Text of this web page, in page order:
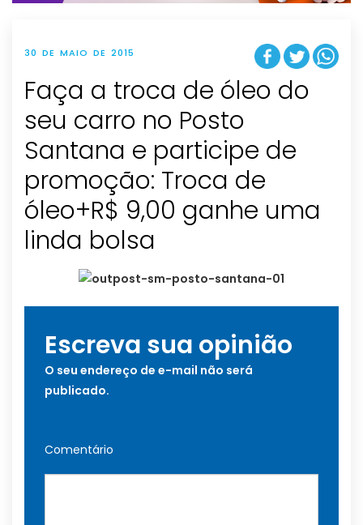
30 DE MAIO DE 2015
Faça a troca de óleo do
seu carro no Posto
Santana e participe de
promoção: Troca de
óleo+R$ 9,00 ganhe uma
linda bolsa
Escreva sua opinião
O seu endereço de e-mail não será
publicado.
Comentário